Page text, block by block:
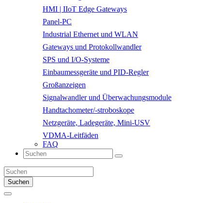
HMI | IIoT Edge Gateways
Panel-PC
Industrial Ethernet und WLAN
Gateways und Protokollwandler
SPS und I/O-Systeme
Einbaumessgeräte und PID-Regler
Großanzeigen
Signalwandler und Überwachungsmodule
Handtachometer/-stroboskope
Netzgeräte, Ladegeräte, Mini-USV
VDMA-Leitfäden
FAQ
Suchen